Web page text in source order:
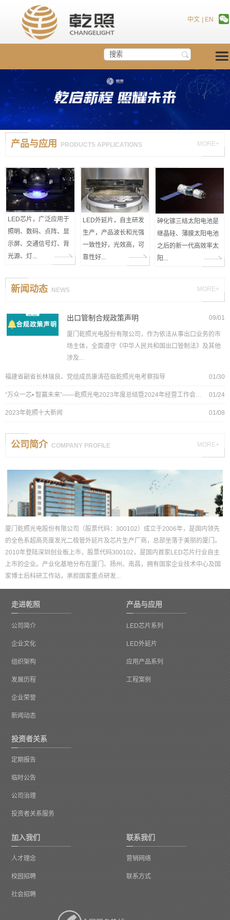
EN
中文
产品与应用 PRODUCTS APPLICATIONS MORE+
LED芯片，广泛应用于
照明、数码、点阵、显
示屏、交通信号灯、背
光源、灯...
LED外延片
LED外延片，自主研发
生产，产品波长和光强
一致性好，光效高，可
靠性好...
砷化镓太阳电池
砷化镓三结太阳电池是
继晶硅、薄膜太阳电池
之后的新一代高效率太
阳...
新闻动态 NEWS MORE+
09/01
出口管制合规政策声明
厦门乾照光电股份有限公司，作为依法从事出口业务的市
场主体，全面遵守《中华人民共和国出口管制法》及其他
涉及...
01/30
福建省副省长林瑞良、党组成员康涛莅临乾照光电考察指导
01/24
“万众一芯• 智赢未来”——乾照光电2023年度总结暨2024年经营工作会议圆满落幕！
01/08
2023年乾照十大新闻
公司简介 COMPANY PROFILE MORE+
厦门乾照光电股份有限公司（股票代码：300102）成立于2006年，是国内领先
的全色系超高亮度发光二极管外延片及芯片生产厂商，总部坐落于美丽的厦门。
2010年登陆深圳创业板上市，股票代码300102，是国内首家LED芯片行业自主
上市的企业。产业化基地分布在厦门、扬州、南昌，拥有国家企业技术中心及国
家博士后科研工作站，承担国家重点研发...
走进乾照
公司简介
企业文化
组织架构
发展历程
企业荣誉
新闻动态
产品与应用
LED芯片系列
LED外延片
应用产品系列
工程案例
投资者关系
定期报告
临时公告
公司治理
投资者关系服务
加入我们
人才理念
校园招聘
社会招聘
联系我们
营销网络
联系方式